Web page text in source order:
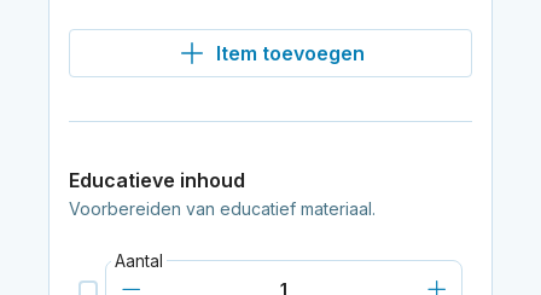
Item toevoegen
Educatieve inhoud
Voorbereiden van educatief materiaal.
Aantal